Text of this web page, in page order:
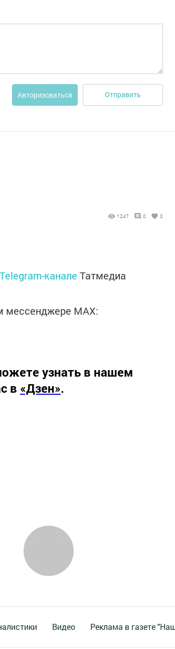
Авторизоваться Отправить
1247 0 0
Telegram-канале Татмедиа
мессенджере MАХ:
узнать в нашем
в «Дзен».
Видео Реклама в газете